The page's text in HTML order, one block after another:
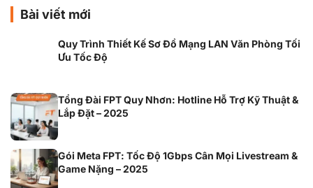
Bài viết mới
Quy Trình Thiết Kế Sơ Đồ Mạng LAN Văn Phòng Tối
Ưu Tốc Độ
Tổng Đài FPT Quy Nhơn: Hotline Hỗ Trợ Kỹ Thuật &
Lắp Đặt – 2025
Gói Meta FPT: Tốc Độ 1Gbps Cân Mọi Livestream &
Game Nặng – 2025